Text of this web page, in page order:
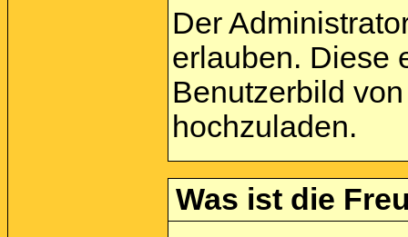
Der
erlauben. Diese
Benutzerbild
hochzuladen.
Was ist die